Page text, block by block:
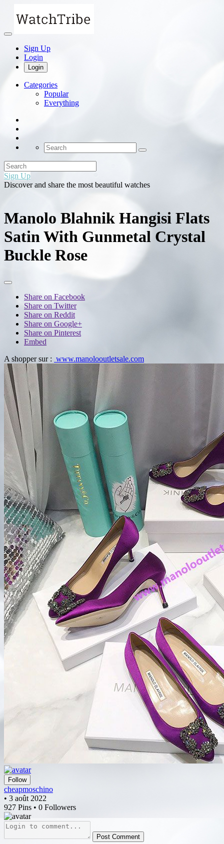
Sign Up
Login
Login
Categories
Popular
Everything
Sign Up
Discover and share the most beautiful watches
Manolo Blahnik Hangisi Flats
Satin With Gunmetal Crystal
Buckle Rose
Share on Facebook
Share on Twitter
Share on Reddit
Share on Google+
Share on Pinterest
Embed
A shopper sur : www.manolooutletsale.com
Follow
cheapmoschino
• 3 août 2022
927 Pins • 0 Followers
Post Comment